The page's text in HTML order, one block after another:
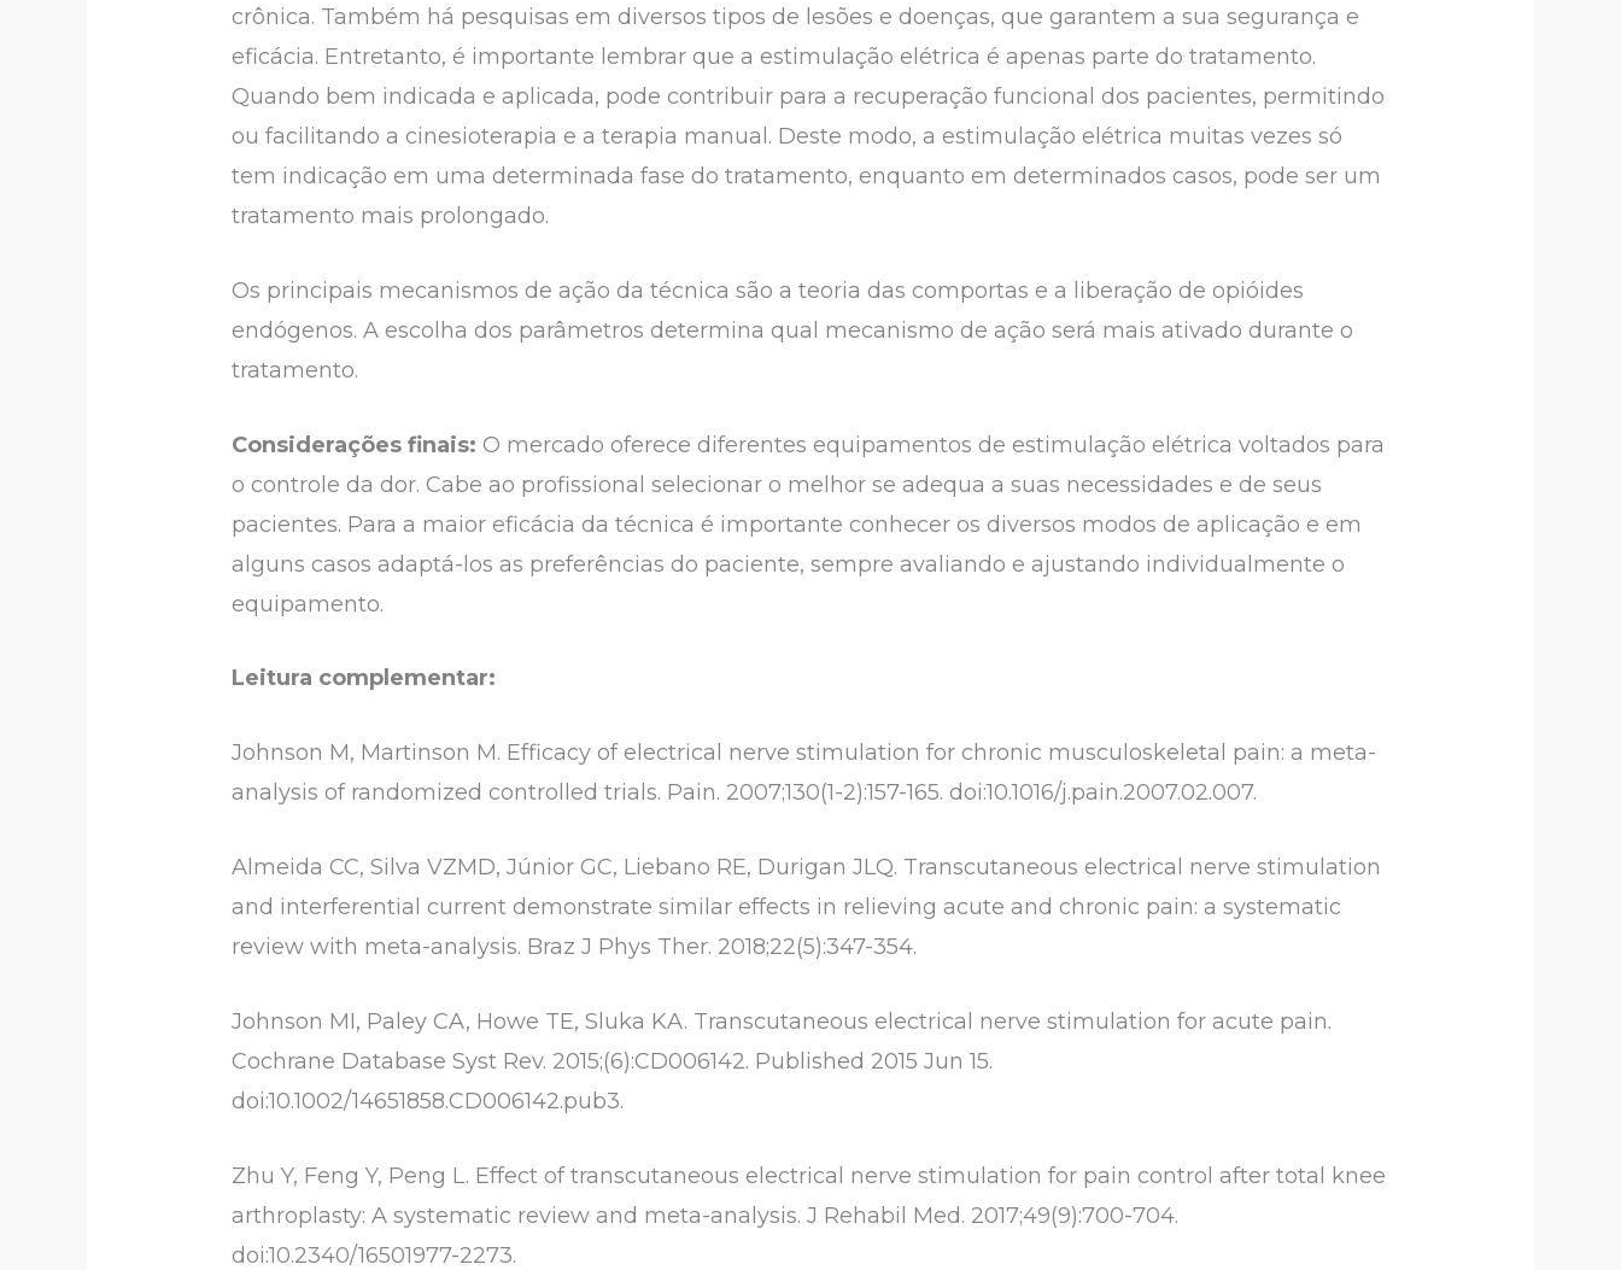
crônica. Também há pesquisas em diversos tipos de lesões e doenças, que garantem a sua segurança e
eficácia. Entretanto, é importante lembrar que a estimulação elétrica é apenas parte do tratamento.
Quando bem indicada e aplicada, pode contribuir para a recuperação funcional dos pacientes, permitindo
ou facilitando a cinesioterapia e a terapia manual. Deste modo, a estimulação elétrica muitas vezes só
tem indicação em uma determinada fase do tratamento, enquanto em determinados casos, pode ser um
tratamento mais prolongado.
Os principais mecanismos de ação da técnica são a teoria das comportas e a liberação de opióides
endógenos. A escolha dos parâmetros determina qual mecanismo de ação será mais ativado durante o
tratamento.
Considerações finais:O mercado oferece diferentes equipamentos de estimulação elétrica voltados para
o controle da dor. Cabe ao profissional selecionar o melhor se adequa a suas necessidades e de seus
pacientes. Para a maior eficácia da técnica é importante conhecer os diversos modos de aplicação e em
alguns casos adaptá-los as preferências do paciente, sempre avaliando e ajustando individualmente o
equipamento.
Leitura complementar:
Johnson M, Martinson M. Efficacy of electrical nerve stimulation for chronic musculoskeletal pain: a meta-
analysis of randomized controlled trials. Pain. 2007;130(1-2):157-165. doi:10.1016/j.pain.2007.02.007.
Almeida CC, Silva VZMD, Júnior GC, Liebano RE, Durigan JLQ. Transcutaneous electrical nerve stimulation
and interferential current demonstrate similar effects in relieving acute and chronic pain: a systematic
review with meta-analysis. Braz J Phys Ther. 2018;22(5):347-354.
Johnson MI, Paley CA, Howe TE, Sluka KA. Transcutaneous electrical nerve stimulation for acute pain.
Cochrane Database Syst Rev. 2015;(6):CD006142. Published 2015 Jun 15.
doi:10.1002/14651858.CD006142.pub3.
Zhu Y, Feng Y, Peng L. Effect of transcutaneous electrical nerve stimulation for pain control after total knee
arthroplasty: A systematic review and meta-analysis. J Rehabil Med. 2017;49(9):700-704.
doi:10.2340/16501977-2273.